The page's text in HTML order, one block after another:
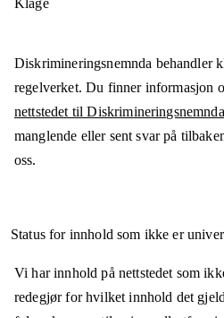
Klage
Diskrimineringsnemnda behandler
regelverket. Du finner informasjon
nettstedet til Diskrimineringsnemnda
manglende eller sent svar på
oss.
Status for innhold som ikke er
Vi har innhold på nettstedet som
redegjør for hvilket innhold det